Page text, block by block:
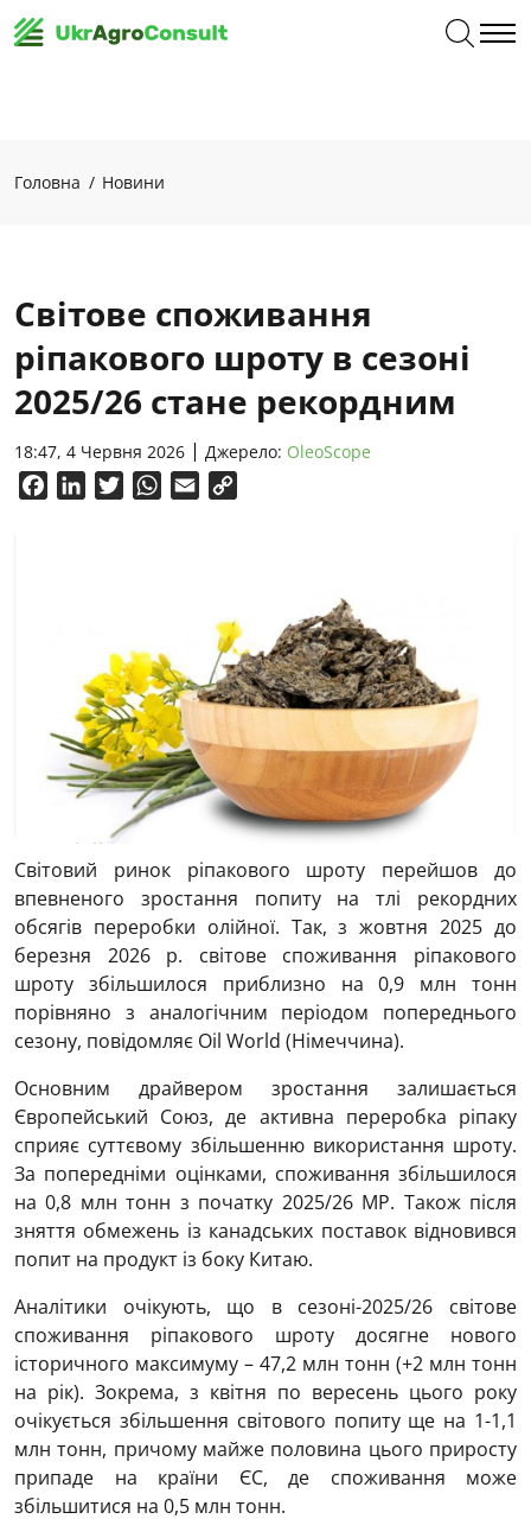
Головна Новини
Світове споживання
ріпакового шроту в сезоні
2025/26 стане рекордним
18:47, 4 Червня 2026 Джерело: OleoScope
FacebookLinkedInTwitterWhatsApp
Email
Світовий ринок ріпакового шроту перейшов до
впевненого зростання попиту на тлі рекордних
обсягів переробки олійної. Так, з жовтня 2025 до
березня 2026 р. світове споживання ріпакового
шроту збільшилося приблизно на 0,9 млн тонн
порівняно з аналогічним періодом попереднього
сезону, повідомляє Oil World (Німеччина).
Основним драйвером зростання залишається
Європейський Союз, де активна переробка ріпаку
сприяє суттєвому збільшенню використання шроту.
За попередніми оцінками, споживання збільшилося
на 0,8 млн тонн з початку 2025/26 МР. Також після
зняття обмежень із канадських поставок відновився
попит на продукт із боку Китаю.
Аналітики очікують, що в сезоні-2025/26 світове
споживання ріпакового шроту досягне нового
історичного максимуму – 47,2 млн тонн (+2 млн тонн
на рік). Зокрема, з квітня по вересень цього року
очікується збільшення світового попиту ще на 1-1,1
млн тонн, причому майже половина цього приросту
припаде на країни ЄС, де споживання може
збільшитися на 0,5 млн тонн.